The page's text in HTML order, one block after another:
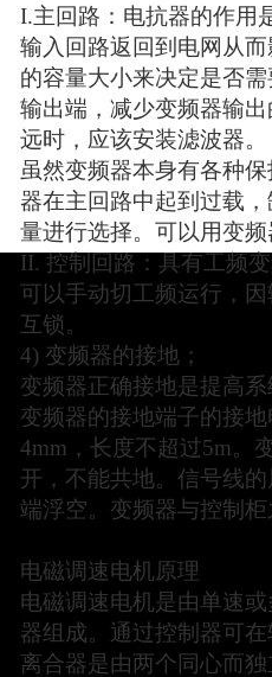
I.主回路：电抗器的作用
输入回路返回到电网从
的容量大小来决定是否
输出端，减少变频器输
远时，应该安装滤波器。
虽然变频器本身有各种
器在主回路中起到过载
量进行选择。可以用变
II. 控制回路：具有工频
可以手动切工频运行，
互锁。
4) 变频器的接地；
变频器正确接地是提高
变频器的接地端子的接
4mm，长度不超过5m。
开，不能共地。信号线
端浮空。变频器与控制
电磁调速电机原理
电磁调速电机是由单速
器组成。通过控制器可
离合器是由两个同心而